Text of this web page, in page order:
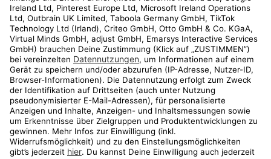
Kundenservice
Shop
Aktionen
Travel